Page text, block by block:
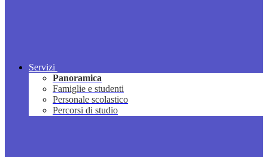
Servizi
Panoramica
Famiglie e studenti
Personale scolastico
Percorsi di studio